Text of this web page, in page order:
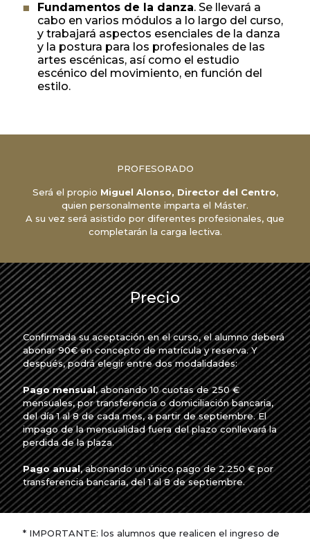
Fundamentos de la danza. Se llevará a
cabo en varios módulos a lo largo del curso,
y trabajará aspectos esenciales de la danza
y la postura para los profesionales de las
artes escénicas, así como el estudio
escénico del movimiento, en función del
estilo.
PROFESORADO
Será el propio Miguel Alonso, Director del Centro,
quien personalmente imparta el Máster.
A su vez será asistido por diferentes profesionales, que
completarán la carga lectiva.
Precio
Confirmada su aceptación en el curso, el alumno deberá
abonar 90€ en concepto de matrícula y reserva. Y
después, podrá elegir entre dos modalidades:
Pago mensual, abonando 10 cuotas de 250 €
mensuales, por transferencia o domiciliación bancaria,
del día 1 al 8 de cada mes, a partir de septiembre. El
impago de la mensualidad fuera del plazo conllevará la
perdida de la plaza.
Pago anual, abonando un único pago de 2.250 € por
transferencia bancaria, del 1 al 8 de septiembre.
* IMPORTANTE: los alumnos que realicen el ingreso de